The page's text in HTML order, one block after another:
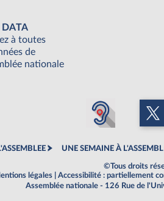
DATA
à toutes
de
nationale
UNE SEMAINE À
©Tous droits
légales
Accessibilité : partiellement
Assemblée nationale - 126 Rue de